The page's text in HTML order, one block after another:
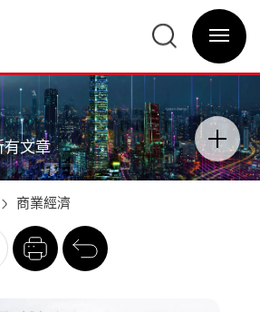
選
單
關
有文章
分
類
開
關
商業經濟
列
印
回
前
一
頁